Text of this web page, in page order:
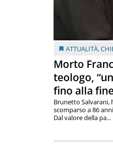
ATTUALITÀ,
Morto
teologo,
fino alla
Brunetto Salvarani,
scomparso a 86
Dal valore della pa...